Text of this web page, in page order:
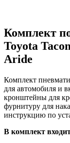
Комплект
Toyota
Aride
Комплект
для автомобиля и
кронштейны для
фурнитуру для
инструкцию по
В комплект